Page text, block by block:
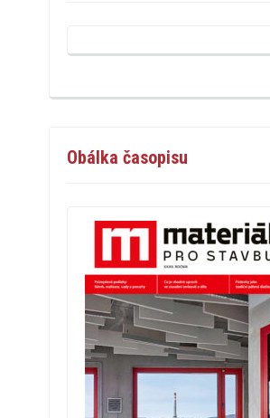
Obálka časopisu